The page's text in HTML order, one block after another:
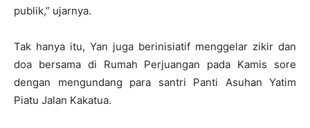
publik,” ujarnya.
Tak hanya itu, Yan juga berinisiatif menggelar zikir dan
doa bersama di Rumah Perjuangan pada Kamis sore
dengan mengundang para santri Panti Asuhan Yatim
Piatu Jalan Kakatua.